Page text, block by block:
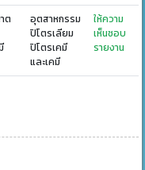
ต
อุตสาหกรรม
ปิโตรเลียม
ปิโตรเคมี
และเคมี
ให้ความ
เห็นชอบ
รายงาน